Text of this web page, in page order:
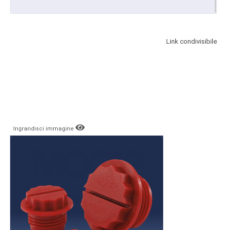
Link condivisibile
Ingrandisci immagine